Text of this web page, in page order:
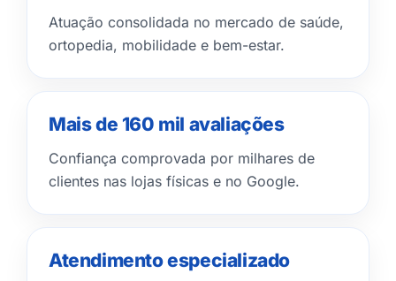
Atuação consolidada no mercado de saúde,
ortopedia, mobilidade e bem-estar.
Mais de 160 mil avaliações
Confiança comprovada por milhares de
clientes nas lojas físicas e no Google.
Atendimento especializado